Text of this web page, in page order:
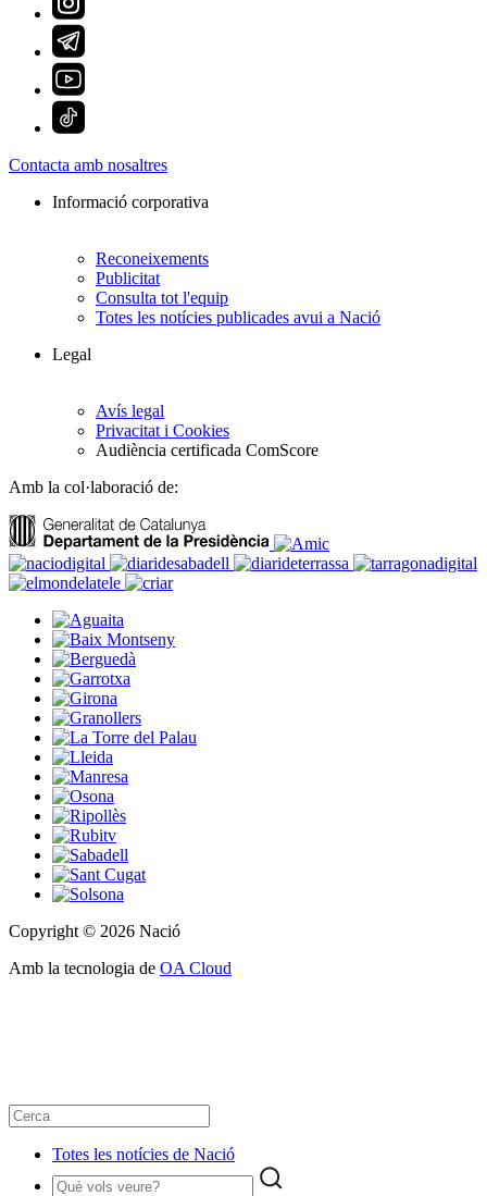
Contacta amb nosaltres
Informació corporativa
Reconeixements
Publicitat
Consulta tot l'equip
Totes les notícies publicades avui a Nació
Legal
Avís legal
Privacitat i Cookies
Audiència certificada ComScore
Amb la col·laboració de:
Copyright © 2026 Nació
Amb la tecnologia de OA Cloud
Totes les notícies de Nació